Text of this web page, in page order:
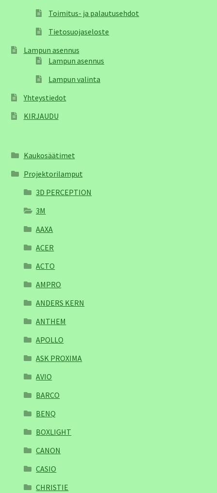
Toimitus- ja palautusehdot
Tietosuojaseloste
Lampun asennus
Lampun asennus
Lampun valinta
Yhteystiedot
KIRJAUDU
Kaukosäätimet
Projektorilamput
3D PERCEPTION
3M
AAXA
ACER
ACTO
AMPRO
ANDERS KERN
ANTHEM
APOLLO
ASK PROXIMA
AVIO
BARCO
BENQ
BOXLIGHT
CANON
CASIO
CHRISTIE